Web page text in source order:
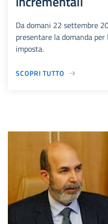
Da domani 22 settembre
presentare la domanda per
imposta.
SCOPRI TUTTO